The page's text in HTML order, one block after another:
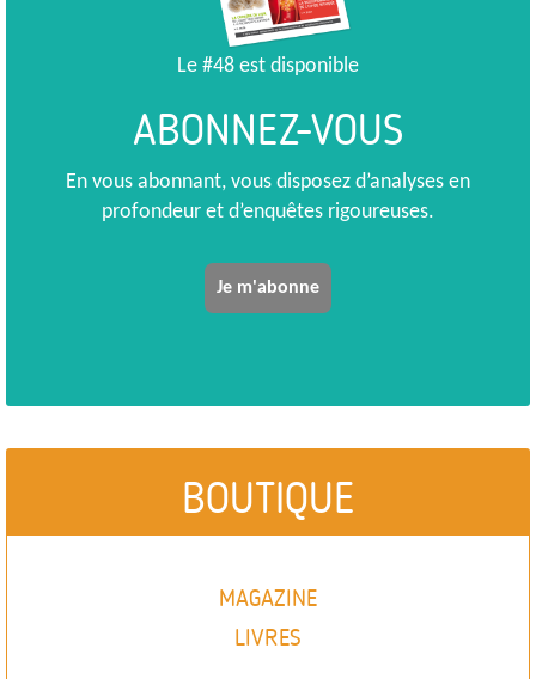
Le #48 est disponible
ABONNEZ-VOUS
En vous abonnant, vous disposez d’analyses en
profondeur et d’enquêtes rigoureuses.
Je m'abonne
BOUTIQUE
MAGAZINE
LIVRES